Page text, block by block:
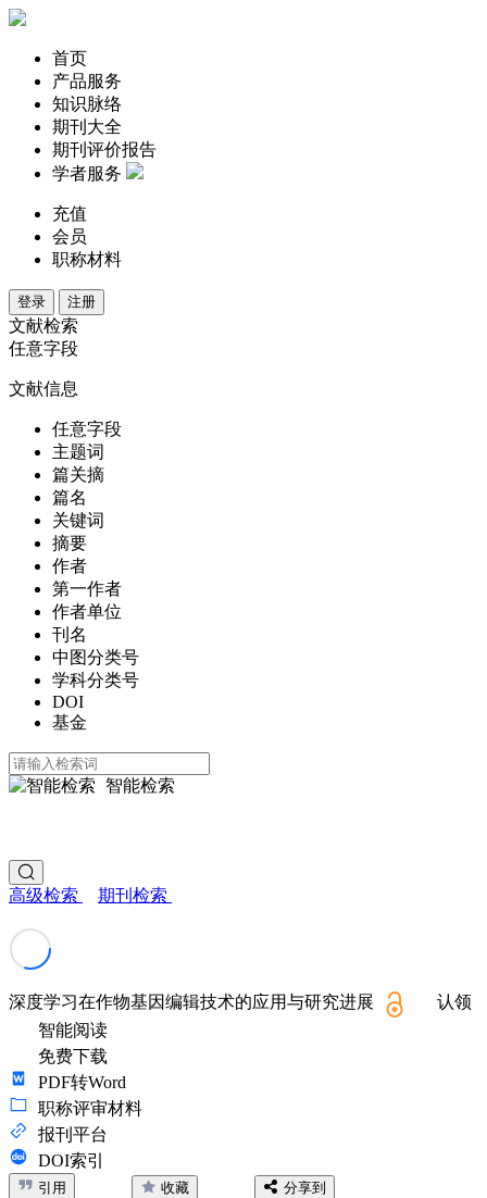
首页
产品服务
知识脉络
期刊大全
期刊评价报告
学者服务
充值
会员
职称材料
登录 注册
文献检索
任意字段
文献信息
任意字段
主题词
篇关摘
篇名
关键词
摘要
作者
第一作者
作者单位
刊名
中图分类号
学科分类号
DOI
基金
智能检索
高级检索 期刊检索
深度学习在作物基因编辑技术的应用与研究进展
认领
智能阅读
免费下载
PDF转Word
职称评审材料
报刊平台
DOI索引
引用 收藏 分享到